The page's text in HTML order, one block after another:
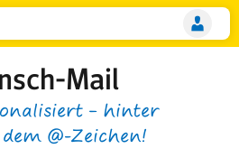
Mail
– hinter
@-Zeichen!